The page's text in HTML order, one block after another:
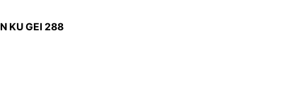
KU GEI 288